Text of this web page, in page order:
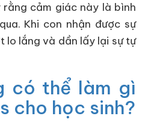
cảm giác này là bình
Khi con nhận được sự
lo lắng và dần lấy lại sự tự
có thể làm gì
cho học sinh?